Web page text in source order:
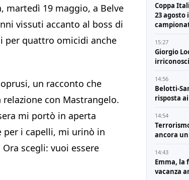
martedì 19 maggio, a Belve
vissuti accanto al boss di
per quattro omicidi anche
un racconto che
con Mastrangelo.
mi portò in aperta
per i capelli, mi urinò in
scegli: vuoi essere
Coppa
23 agosto
15:27
Giorgio
14:56
Belotti-
risposta
14:54
ancora
14:43
Emma, la
vacanza